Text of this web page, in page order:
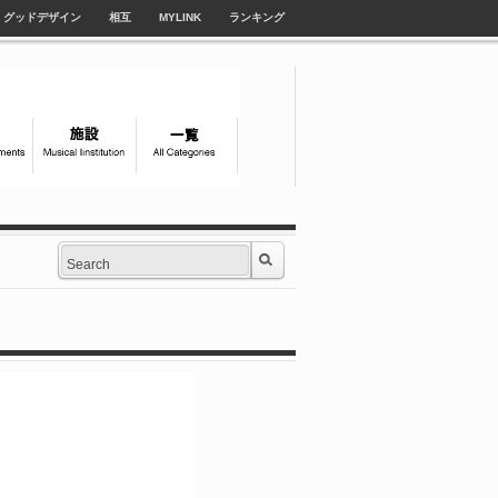
グッドデザイン 相互 MYLINK ランキング